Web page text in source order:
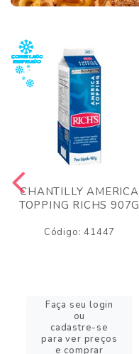
CHANTILLY AMERICA
TOPPING RICHS 907G
Código: 41447
Faça seu login
ou
cadastre-se
para ver preços
e comprar